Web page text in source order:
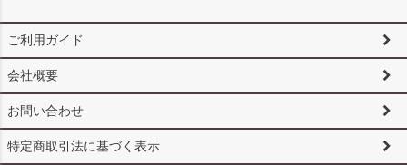
ご利用ガイド
会社概要
お問い合わせ
特定商取引法に基づく表示